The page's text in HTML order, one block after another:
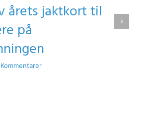
årets jaktkort til
på